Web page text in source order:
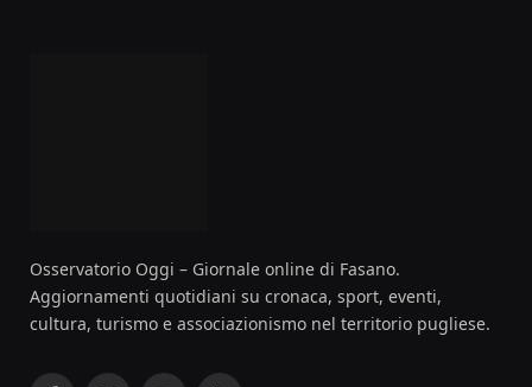
Osservatorio Oggi – Giornale online di Fasano.
Aggiornamenti quotidiani su cronaca, sport, eventi,
cultura, turismo e associazionismo nel territorio pugliese.